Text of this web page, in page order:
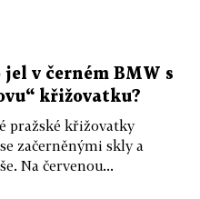
jel v černém BMW s
křižovatku?
pražské křižovatky
začerněnými skly a
Na červenou...